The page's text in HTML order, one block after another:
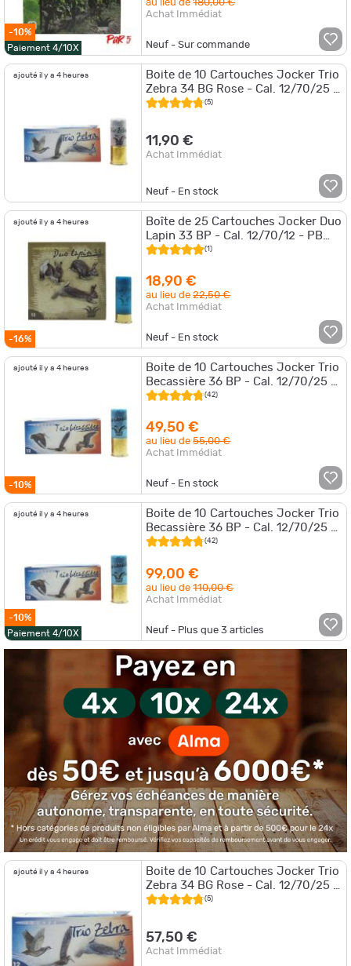
-10%
Paiement 4/10X
au lieu de180,00 €
Achat Immédiat
Neuf - Sur commande
ajouté il y a 4 heures
Boite de 10 Cartouches Jocker Trio
Zebra 34 BG Rose - Cal. 12/70/25 -
5/6/7 / Par 1
(5)
11,90 €
Achat Immédiat
Neuf - En stock
ajouté il y a 4 heures
-16%
Boîte de 25 Cartouches Jocker Duo
Lapin 33 BP - Cal. 12/70/12 - PB
6,5/8 - Par 1
(1)
18,90 €
au lieu de22,50 €
Achat Immédiat
Neuf - En stock
ajouté il y a 4 heures
-10%
Boite de 10 Cartouches Jocker Trio
Becassière 36 BP - Cal. 12/70/25 -
6/8/10 / Par 5
(42)
49,50 €
au lieu de55,00 €
Achat Immédiat
Neuf - En stock
ajouté il y a 4 heures
-10%
Paiement 4/10X
Boite de 10 Cartouches Jocker Trio
Becassière 36 BP - Cal. 12/70/25 -
6/8/10 / Par 10
(42)
99,00 €
au lieu de110,00 €
Achat Immédiat
Neuf - Plus que3 articles
ajouté il y a 4 heures
Boite de 10 Cartouches Jocker Trio
Zebra 34 BG Rose - Cal. 12/70/25 -
5/6/7 / Par 5
(5)
57,50 €
Achat Immédiat